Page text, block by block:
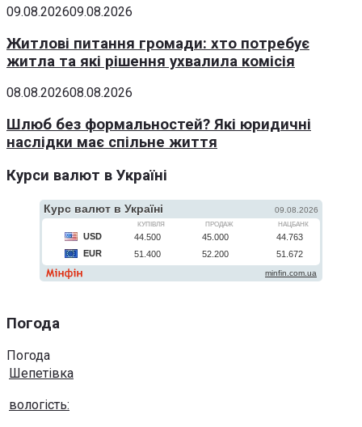
09.08.202609.08.2026
Житлові питання громади: хто потребує
житла та які рішення ухвалила комісія
08.08.202608.08.2026
Шлюб без формальностей? Які юридичні
наслідки має спільне життя
Курси валют в Україні
Погода
Погода
Шепетівка
вологість: